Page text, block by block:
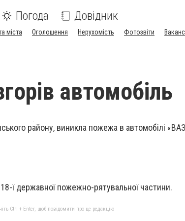
Погода Довідник
міста Оголошення Нерухомість Фотозвіти
автомобіль
району, виникла пожежа в автомобілі
ї державної пожежно-рятувальної частини.
Ctrl + Enter, щоб повідомити про це редакцію